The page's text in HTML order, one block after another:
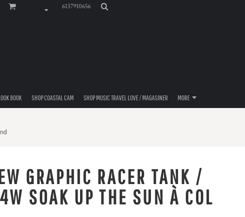
6137910656
BOOK SHOP COASTAL CAM SHOP MUSIC TRAVEL LOVE / MAGASINER MORE
GRAPHIC RACER TANK /
SOAK UP THE SUN À COL